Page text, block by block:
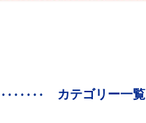
カテゴリー一覧